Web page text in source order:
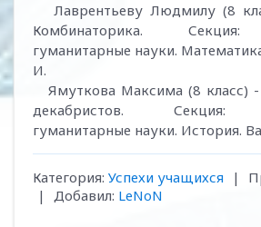
Лаврентьеву Людмилу (8
Комбинаторика. Секция:
гуманитарные науки.
И.
Ямуткова Максима (8 класс)
декабристов. Секция:
гуманитарные науки. История.
Категория: Успехи учащихся |
|
Добавил: LeNoN